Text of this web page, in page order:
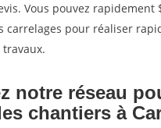
Vous pouvez rapidement
carrelages pour réaliser
notre réseau
chantiers à